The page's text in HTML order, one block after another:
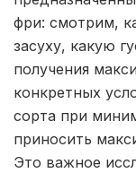
фри: смотрим,
засуху, какую
получения
конкретных
сорта при
приносить
Это важное